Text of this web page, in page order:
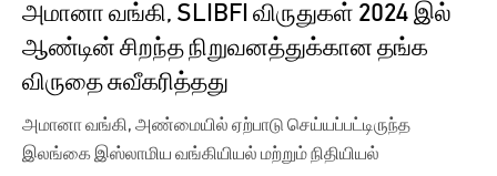
அமானா வங்கி, SLIBFI விருதுகள் 2024 இல்
ஆண்டின் சிறந்த நிறுவனத்துக்கான தங்க
விருதை சுவீகரித்தது
அமானா வங்கி, அண்மையில் ஏற்பாடு செய்யப்பட்டிருந்த
இலங்கை இஸ்லாமிய வங்கியியல் மற்றும் நிதியியல்